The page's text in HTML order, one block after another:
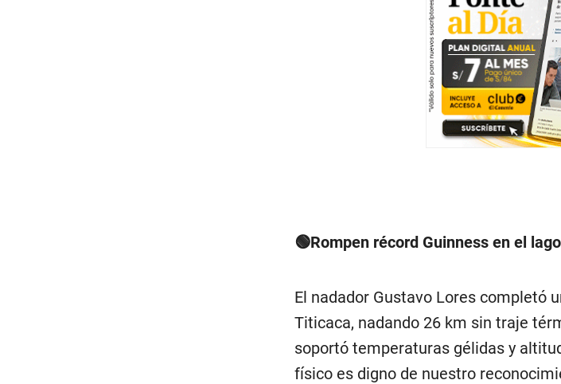
🟢Rompen récord Guinness en el
El nadador Gustavo Lores completó
Titicaca, nadando 26 km sin traje
soportó temperaturas gélidas y
físico es digno de nuestro